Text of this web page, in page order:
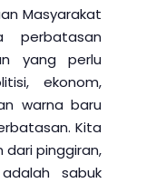
Masyarakat
yang perlu
ekonom,
warna baru
Kita
pinggiran,
sabuk